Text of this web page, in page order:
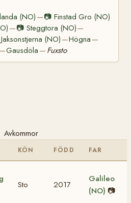
(NO)—📷 Finstad Gro (NO)
—📷 Steggtora (NO)—
Jaksonstjerna (NO) —Högna —
—Gausdöla — Fuxsto
Avkommor
KÖN FÖDD FAR
Sto 2017
Galileo
(NO) 📷